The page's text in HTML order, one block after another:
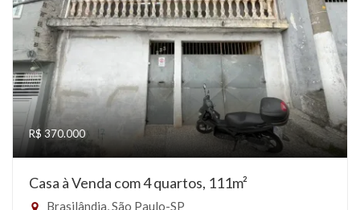
R$ 370.000
Casa à Venda com 4 quartos, 111m²
Brasilândia, São Paulo-SP